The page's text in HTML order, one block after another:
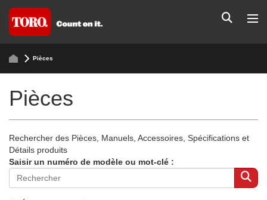
Pièces
Pièces
Rechercher des Pièces, Manuels, Accessoires, Spécifications et
Détails produits
Saisir un numéro de modèle ou mot-clé :